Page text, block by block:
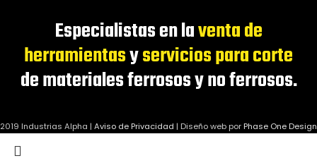
Especialistas en laventa de
herramientasyservicios para corte
de materiales ferrosos y no ferrosos.
2019 Industrias Alpha | Aviso de Privacidad | Diseño web porPhase One Design